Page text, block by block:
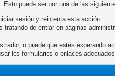
puede ser por una de las
sesión y reintenta esta acción.
tratando de entrar en páginas
o puede que estés esperando
los formularios o enlaces